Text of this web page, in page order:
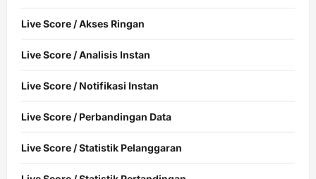
Live Score / Akses Ringan
Live Score / Analisis Instan
Live Score / Notifikasi Instan
Live Score / Perbandingan Data
Live Score / Statistik Pelanggaran